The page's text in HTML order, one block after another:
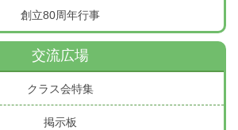
創立80周年行事
交流広場
クラス会特集
掲示板